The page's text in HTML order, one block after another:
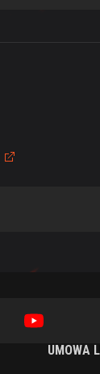
UMOWA